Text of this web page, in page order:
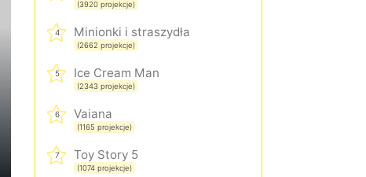
(3920 projekcje)
4 Minionki i straszydła
(2662 projekcje)
5 Ice Cream Man
(2343 projekcje)
6 Vaiana
(1165 projekcje)
7 Toy Story 5
(1074 projekcje)